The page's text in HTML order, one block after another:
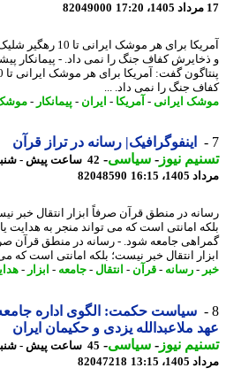
82049000
آمریکا برای هر موشک ایرانی تا 10 رهگیر شلیک کرد
کفاف جنگ را نمی داد. - پیمانکار پیشین
جنگ را نمی داد. ...
ایرانی- آمریکا- ایران - پیمانکار-موشک-
اینفوگرافیک| رسانه در تراز قرآن
نیوز-سیاسی-
42 ساعت پیش - شنبه 17
16:15
82048590
در منطق قرآن صرفاً ابزار انتقال خبر نیست؛
امانتی است که می تواند منجر به هدایت یا
جامعه شود. - رسانه در منطق قرآن صرفاً
انتقال خبر نیست؛ بلکه امانتی است که می ...
-رسانه-قرآن- انتقال-جامعه-ابزار - هدایت
سیاست حکمت: الگوی اداره جامعه در
ملاعبدالله یزدی و حکیمان ایران
نیوز-سیاسی-
45 ساعت پیش - شنبه 17
13:15
82047218